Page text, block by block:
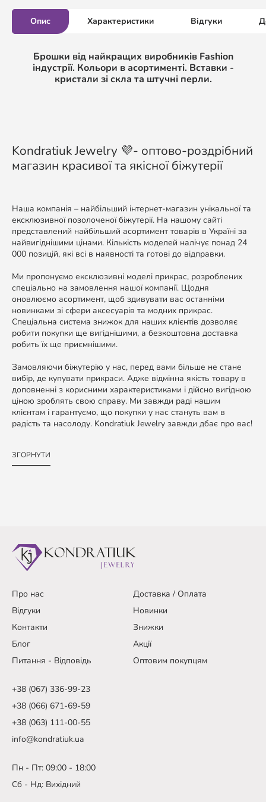
Опис Характеристики Відгуки
Брошки від найкращих виробників Fashion
індустрії. Кольори в асортименті. Вставки -
кристали зі скла та штучні перли.
Kondratiuk Jewelry 💜- оптово-роздрібний
магазин красивої та якісної біжутерії
Наша компанія – найбільший інтернет-магазин унікальної та
ексклюзивної позолоченої біжутерії. На нашому сайті
представлений найбільший асортимент товарів в Україні за
найвигіднішими цінами. Кількість моделей налічує понад 24
000 позицій, які всі в наявності та готові до відправки.
Ми пропонуємо ексклюзивні моделі прикрас, розроблених
спеціально на замовлення нашої компанії. Щодня
оновлюємо асортимент, щоб здивувати вас останніми
новинками зі сфери аксесуарів та модних прикрас.
Спеціальна система знижок для наших клієнтів дозволяє
робити покупки ще вигіднішими, а безкоштовна доставка
робить їх ще приємнішими.
Замовляючи біжутерію у нас, перед вами більше не стане
вибір, де купувати прикраси. Адже відмінна якість товару в
доповненні з корисними характеристиками і дійсно вигідною
ціною зроблять свою справу. Ми завжди раді нашим
клієнтам і гарантуємо, що покупки у нас стануть вам в
радість та насолоду. Kondratiuk Jewelry завжди дбає про вас!
ЗГОРНУТИ
Про нас
Доставка / Оплата
Відгуки
Новинки
Контакти
Знижки
Блог
Акції
Питання - Відповідь
Оптовим покупцям
+38 (067) 336-99-23
+38 (066) 671-69-59
+38 (063) 111-00-55
info@kondratiuk.ua
Пн - Пт: 09:00 - 18:00
Сб - Нд: Вихідний